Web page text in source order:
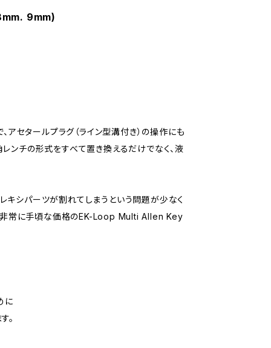
9mm)
セタールプラグ（ライン型溝付き）の操作にも
ンチの形式をすべて置き換えるだけでなく、液
キシパーツが割れてしまうという問題が少なく
、非常に手頃な価格のEK-Loop Multi Allen Key
に
。